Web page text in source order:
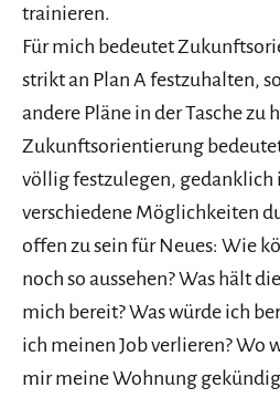
trainieren.
Für mich bedeutet
strikt an Plan A festzuhalten,
andere Pläne in der Tasche zu
Zukunftsorientierung
völlig festzulegen,
verschiedene Möglichkeiten
offen zu sein für Neues: Wie
noch so aussehen? Was hält
mich bereit? Was würde ich
ich meinen Job verlieren? Wo
mir meine Wohnung